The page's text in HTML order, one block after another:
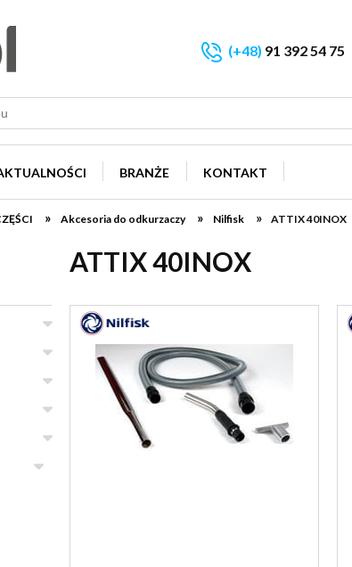
(+48) 91 392 54 75
BRANŻE KONTAKT
» Akcesoria do odkurzaczy » Nilfisk » ATTIX 40INOX
ATTIX 40INOX